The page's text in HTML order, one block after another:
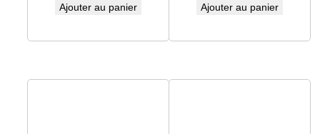
Ajouter au panier Ajouter au panier